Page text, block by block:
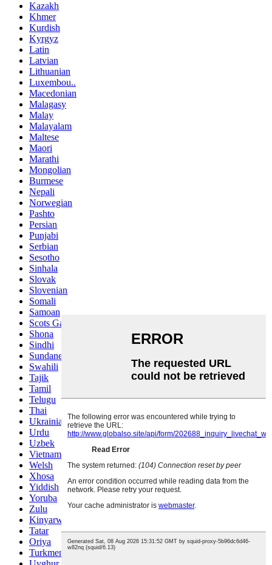
Kazakh
Khmer
Kurdish
Kyrgyz
Latin
Latvian
Lithuanian
Luxembou..
Macedonian
Malagasy
Malay
Malayalam
Maltese
Maori
Marathi
Mongolian
Burmese
Nepali
Norwegian
Pashto
Persian
Punjabi
Serbian
Sesotho
Sinhala
Slovak
Slovenian
Somali
Samoan
Scots Gaelic
Shona
Sindhi
Sundanese
Swahili
Tajik
Tamil
Telugu
Thai
Ukrainian
Urdu
Uzbek
Vietnamese
Welsh
Xhosa
Yiddish
Yoruba
Zulu
Kinyarwanda
Tatar
Oriya
Turkmen